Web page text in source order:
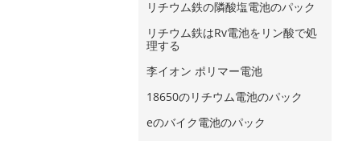
リチウム鉄の隣酸塩電池のパック
リチウム鉄はRv電池をリン酸で処
理する
李イオン ポリマー電池
18650のリチウム電池のパック
eのバイク電池のパック